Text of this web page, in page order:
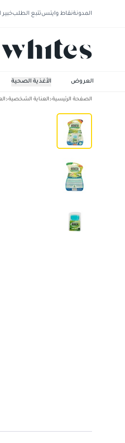
المدونةنقاط وايتستتبع الطلب
الأغذية الصحية العروض
الصفحة الرئيسية العناية الشخصية